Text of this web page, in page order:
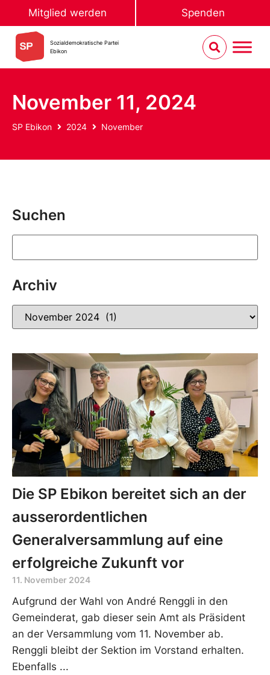
Mitglied werden Spenden
Sozialdemokratische Partei
Ebikon
November 11, 2024
SP Ebikon 2024 November
Suchen
Archiv
Die SP Ebikon bereitet sich an der
ausserordentlichen
Generalversammlung auf eine
erfolgreiche Zukunft vor
11. November 2024
Aufgrund der Wahl von André Renggli in den
Gemeinderat, gab dieser sein Amt als Präsident
an der Versammlung vom 11. November ab.
Renggli bleibt der Sektion im Vorstand erhalten.
Ebenfalls